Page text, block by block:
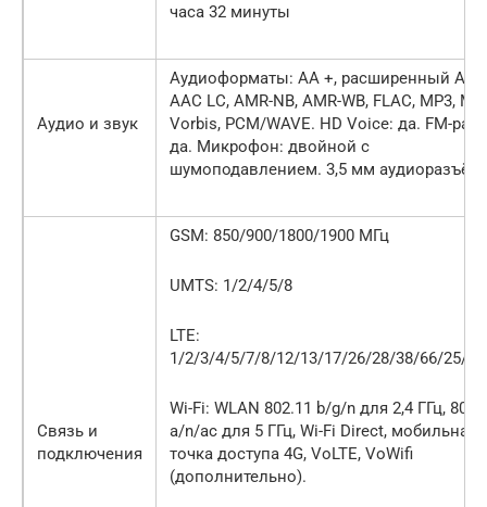
часа 32 минуты
Аудио и звук
Аудиоформаты: AA +, расширенный
AAC LC, AMR-NB, AMR-WB, FLAC, MP3,
Vorbis, PCM/WAVE. HD Voice: да. FM-
да. Микрофон: двойной с
шумоподавлением. 3,5 мм аудиоразъём.
Связь и
подключения
GSM: 850/900/1800/1900 МГц
UMTS: 1/2/4/5/8
LTE:
1/2/3/4/5/7/8/12/13/17/26/28/38/66/25/
Wi-Fi: WLAN 802.11 b/g/n для 2,4 ГГц,
a/n/ac для 5 ГГц, Wi-Fi Direct, мобильная
точка доступа 4G, VoLTE, VoWifi
(дополнительно).